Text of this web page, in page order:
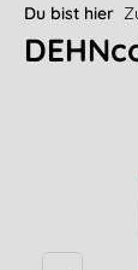
Du bist hier